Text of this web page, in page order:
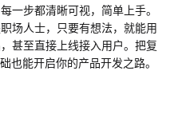
一步都清晰可视，简单上手。
场人士，只要有想法，就能用
甚至直接上线接入用户。把复
也能开启你的产品开发之路。